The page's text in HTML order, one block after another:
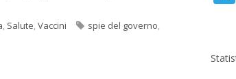
, Salute,Vaccini Tag
spie del governo,